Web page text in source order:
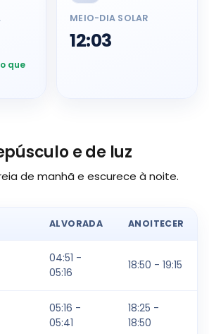
que
MEIO-DIA SOLAR
12:03
e de luz
de manhã e escurece à noite.
ALVORADA ANOITECER
04:51 -
05:16
18:50 - 19:15
05:16 -
05:41
18:25 -
18:50